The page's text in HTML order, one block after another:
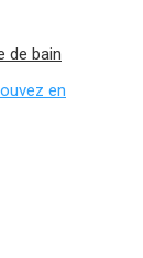
de bain
en